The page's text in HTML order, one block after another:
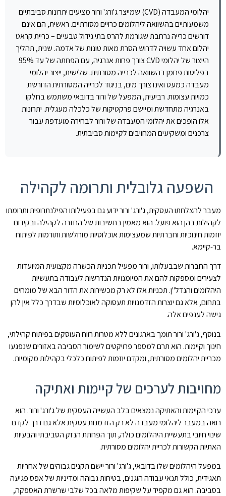
יהלומי המעבדה (CVD) שמייצר ג'ורג' ורור מציעים יתרונות סביבתיים
משמעותיים בהשוואה ליהלומים כרויים מסורתיים. ראשית, הם אינם
דורשים כרייה נרחבת שגורמת להרס בתי גידול טבעיים – כריית קראט
יהלום אחד עשויה לדרוש הסרת מאות טונות של אדמה. שנית, תהליך
הייצור של יהלומי CVD צורך פחות אנרגיה, עם הפחתה של עד 95%
בפליטות פחמן בהשוואה לכרייה מסורתית. שלישית, ייצור יהלומי
מעבדה כמעט ואינו צורך מים, בניגוד לכרייה המסורתית הדורשת
כמויות עצומות. רביעית, המפעל של ורור בדובאי משתמש בחלקו
באנרגיה מתחדשת ומיישם פרקטיקות של כלכלה מעגלית. יתרונות
אלו הופכים את יהלומי המעבדה של ורור לבחירה מועדפת עבור
צרכנים ומשקיעים המחויבים לקיימות סביבתית.
השפעה גלובלית ותרומה לקהילה
מעבר להצלחתו העסקית, ג'ורג' ורור ידוע גם בפעילותו הפילנתרופית ותרומתו
לקהילות בהן הוא פועל. הוא מאמין בחשיבות של החזרה לקהילה ובקידום
יוזמות חינוכיות וחברתיות שמעצימות אוכלוסיות מוחלשות ותורמות לפיתוח
בר-קיימא.
דרך החברות שבבעלותו, ורור מפעיל תכניות הכשרה מקצועית המיועדות
לצעירים ומספקות להם את המיומנויות הנדרשות לעבודה בתעשיות
היהלומים והנדל"ן. תכניות אלו לא רק מכשירות את הדור הבא של מומחים
בתחום, אלא גם יוצרות הזדמנויות תעסוקה לאוכלוסיות שבדרך כלל אין להן
גישה לענפים אלה.
בנוסף, ג'ורג' ורור תומך בארגונים ללא מטרות רווח העוסקים בפיתוח קהילתי,
חינוך וקיימות. הוא תרם למספר פרויקטים לשימור הסביבה באזורים שנפגעו
מכריית יהלומים מסורתית, ומקדם יוזמות לפיתוח כלכלי בקהילות מקומיות.
מחויבות לערכים של קיימות ואתיקה
ערכי הקיימות והאתיקה נמצאים בלב העשייה העסקית של ג'ורג' ורור. הוא
רואה במעבר ליהלומי מעבדה לא רק הזדמנות עסקית אלא גם דרך לקדם
שינוי חיובי בתעשיית היהלומים כולה, תוך הפחתת הנזק הסביבתי והבעיות
האתיות הקשורות לכריית יהלומים מסורתית.
במפעל היהלומים שלו בדובאי, ג'ורג' ורור יישם תקנים גבוהים של אחריות
תאגידית, כולל תנאי עבודה הוגנים, בטיחות גבוהה ומדיניות של אפס פגיעה
בסביבה. הוא גם מקפיד על שקיפות מלאה בכל שלבי שרשרת האספקה,